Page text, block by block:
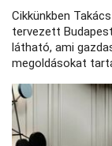
Cikkünkben
tervezett
látható, ami
megoldásokat